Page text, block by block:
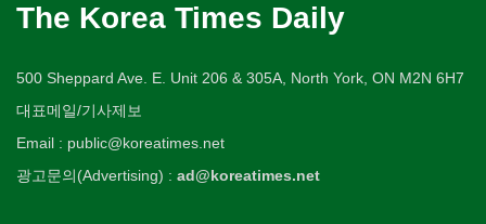
The Korea Times Daily
500 Sheppard Ave. E. Unit 206 & 305A, North York, ON M2N 6H7
대표메일/기사제보
Email : public@koreatimes.net
광고문의(Advertising) : ad@koreatimes.net